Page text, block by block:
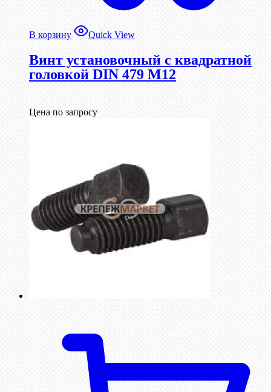
В корзину Quick View
Винт установочный с квадратной
головкой DIN 479 М12
Цена по запросу